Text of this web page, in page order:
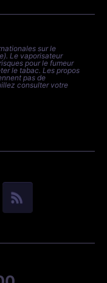
sur le
Le vaporisateur
pour le fumeur
le tabac. Les propos
pas de
consulter votre